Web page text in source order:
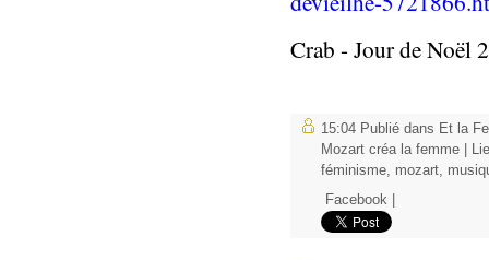
Crab - Jour de Noël
15:04 Publié dans Et la
Mozart créa la femme
féminisme
mozart
Facebook